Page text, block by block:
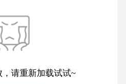
请重新加载试试~